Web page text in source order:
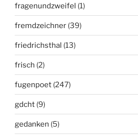
fragenundzweifel (1)
fremdzeichner (39)
friedrichsthal (13)
frisch (2)
fugenpoet (247)
gdcht (9)
gedanken (5)